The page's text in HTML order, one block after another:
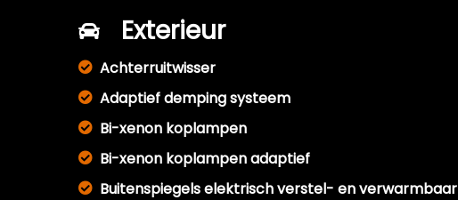
Exterieur
Achterruitwisser
Adaptief demping systeem
Bi-xenon koplampen
Bi-xenon koplampen adaptief
Buitenspiegels elektrisch verstel- en verwarmbaar